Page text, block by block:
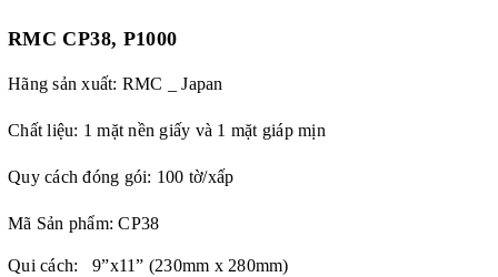
RMC CP38, P1000
Hãng sản xuất: RMC _ Japan
Chất liệu: 1 mặt nền giấy và 1 mặt giáp mịn
Quy cách đóng gói: 100 tờ/xấp
Mã Sản phẩm: CP38
Qui cách: 9”x11” (230mm x 280mm)